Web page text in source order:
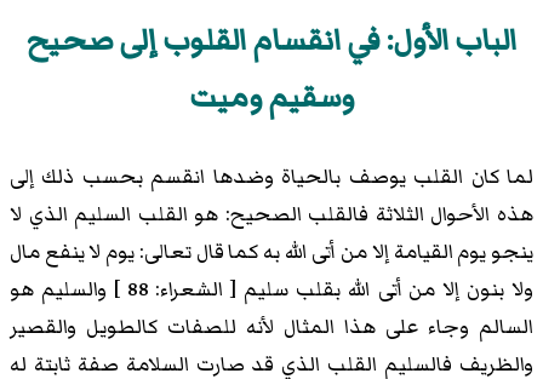
الباب الأول: في انقسام القلوب إلى صحيح
وسقيم وميت
لما كان القلب يوصف بالحياة وضدها انقسم بحسب ذلك إلى
هذه الأحوال الثلاثة فالقلب الصحيح: هو القلب السليم الذي لا
ينجو يوم القيامة إلا من أتى الله به كما قال تعالى: يوم لا ينفع مال
ولا بنون إلا من أتى الله بقلب سليم [ الشعراء: 88 ] والسليم هو
السالم وجاء على هذا المثال لأنه للصفات كالطويل والقصير
والظريف فالسليم القلب الذي قد صارت السلامة صفة ثابتة له